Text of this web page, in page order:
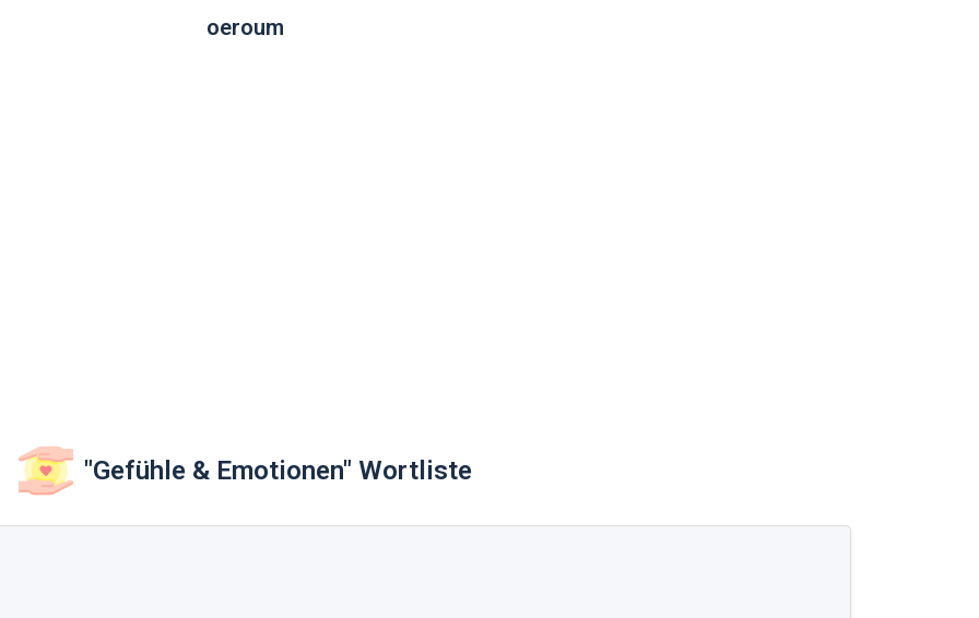
oeroum
"Gefühle & Emotionen" Wortliste